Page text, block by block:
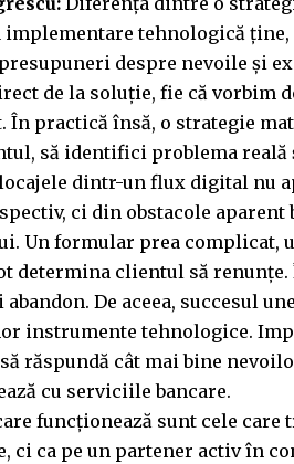
tehnologică ține,
despre nevoile și
de la soluție, fie că vorbim
În practică însă, o strategie
să identifici problema reală
dintr-un flux digital nu
ci din obstacole
Un formular prea complicat,
determina clientul să
abandon. De aceea, succesul
instrumente tehnologice.
răspundă cât mai bine
cu serviciile bancare.
funcționează sunt cele
ci ca pe un partener activ în